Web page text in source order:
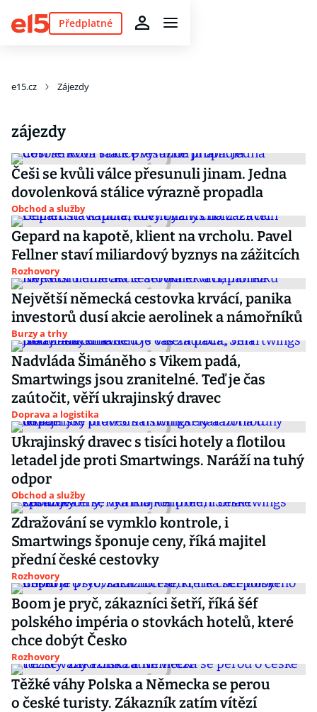
Předplatné
e15.cz Zájezdy
zájezdy
Češi se kvůli válce přesunuli jinam. Jedna
dovolenková stálice výrazně propadla
Obchod a služby
Gepard na kapotě, klient na vrcholu. Pavel
Fellner staví miliardový byznys na zážitcích
Rozhovory
Největší německá cestovka krvácí, panika
investorů dusí akcie aerolinek a námořníků
Burzy a trhy
Nadvláda Šimáněho s Vikem padá,
Smartwings jsou zranitelné. Teď je čas
zaútočit, věří ukrajinský dravec
Doprava a logistika
Ukrajinský dravec s tisíci hotely a flotilou
letadel jde proti Smartwings. Naráží na tuhý
odpor
Obchod a služby
Zdražování se vymklo kontrole, i
Smartwings šponuje ceny, říká majitel
přední české cestovky
Rozhovory
Boom je pryč, zákazníci šetří, říká šéf
polského impéria o stovkách hotelů, které
chce dobýt Česko
Rozhovory
Těžké váhy Polska a Německa se perou
o české turisty. Zákazník zatím vítězí